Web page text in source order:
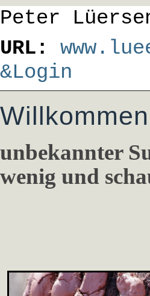
Peter
URL:
&Login
Willkommen
unbekannter
wenig und